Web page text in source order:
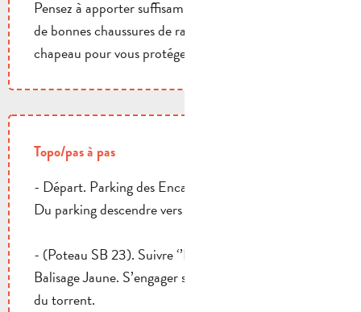
Pensez à apporter suffisamment d'eau, et à porter
de bonnes chaussures de randonnée, ainsi qu'un
chapeau pour vous protéger du soleil.
Topo/pas à pas
- Départ. Parking des Encanaux.
Du parking descendre vers la Vède et les Encanaux
- (Poteau SB 23). Suivre ‘’Pic de Bertagne’’.
Balisage Jaune. S’engager sur la piste en rive gauche
du torrent.